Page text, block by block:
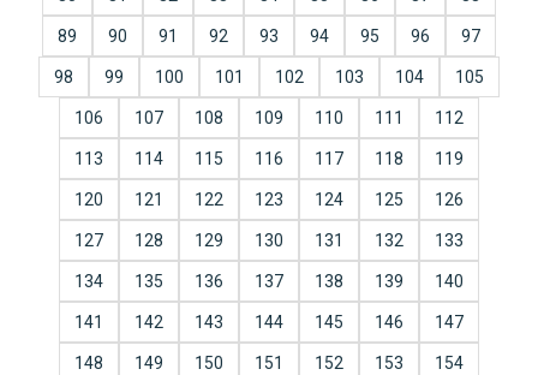
89 90 91 92 93 94 95 96 97
98 99 100 101 102 103 104 105
106 107 108 109 110 111 112
113 114 115 116 117 118 119
120 121 122 123 124 125 126
127 128 129 130 131 132 133
134 135 136 137 138 139 140
141 142 143 144 145 146 147
148 149 150 151 152 153 154